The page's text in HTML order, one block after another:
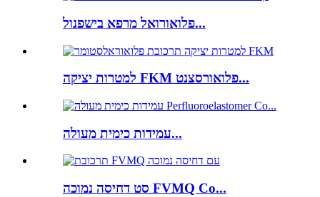
פלואורואל מרפא בישפנול...
למטרות יציקה FKM פלואורסצנט...
עמידות כימית מעולה...
סט דחיסה נמוכה FVMQ Co...